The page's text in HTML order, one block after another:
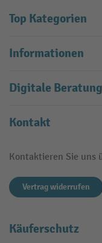
Top Kategorien
Informationen
Digitale Beratung
Kontakt
Kontaktieren Sie uns
Vertrag widerrufen
Käuferschutz